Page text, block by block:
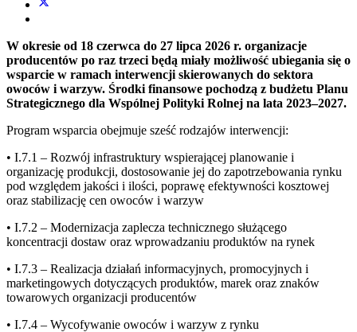
W okresie od 18 czerwca do 27 lipca 2026 r. organizacje
producentów po raz trzeci będą miały możliwość ubiegania się o
wsparcie w ramach interwencji skierowanych do sektora
owoców i warzyw. Środki finansowe pochodzą z budżetu Planu
Strategicznego dla Wspólnej Polityki Rolnej na lata 2023–2027.
Program wsparcia obejmuje sześć rodzajów interwencji:
• I.7.1 – Rozwój infrastruktury wspierającej planowanie i
organizację produkcji, dostosowanie jej do zapotrzebowania rynku
pod względem jakości i ilości, poprawę efektywności kosztowej
oraz stabilizację cen owoców i warzyw
• I.7.2 – Modernizacja zaplecza technicznego służącego
koncentracji dostaw oraz wprowadzaniu produktów na rynek
• I.7.3 – Realizacja działań informacyjnych, promocyjnych i
marketingowych dotyczących produktów, marek oraz znaków
towarowych organizacji producentów
• I.7.4 – Wycofywanie owoców i warzyw z rynku